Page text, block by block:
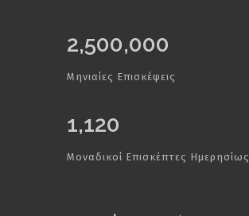
2,500,000
Μηνιαίες Επισκέψεις
1,120
Μοναδικοί Επισκέπτες Ημερησίως